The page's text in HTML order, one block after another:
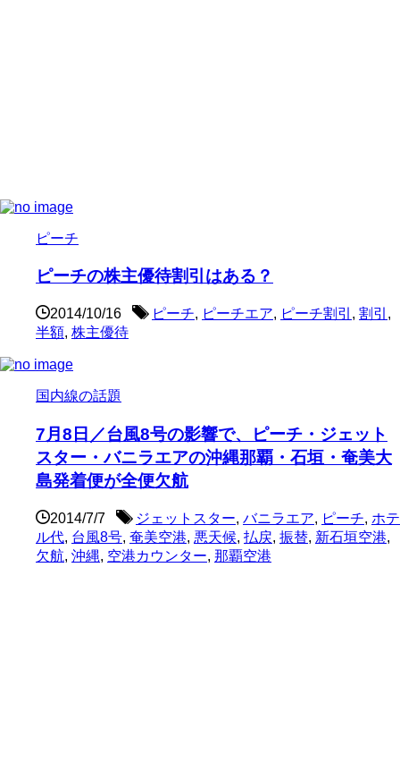
ピーチ
ピーチの株主優待割引はある？
2014/10/16 ピーチ, ピーチエア, ピーチ割引 , 割引 ,
半額, 株主優待
国内線の話題
7月8日／台風8号の影響で、ピーチ・ジェット
スター・バニラエアの沖縄那覇・石垣・奄美大
島発着便が全便欠航
2014/7/7 ジェットスター, バニラエア, ピーチ, ホテ
ル代, 台風8号, 奄美空港, 悪天候, 払戻, 振替, 新石垣空港,
欠航, 沖縄, 空港カウンター, 那覇空港